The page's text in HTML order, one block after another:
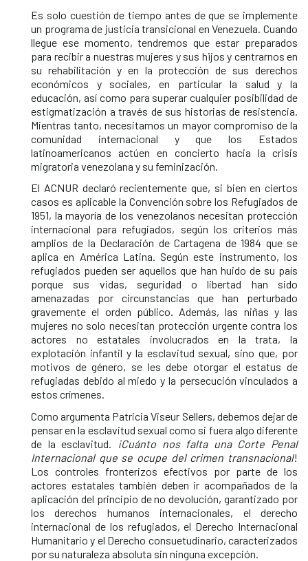
Es solo cuestión de tiempo antes de que se implemente
un programa de justicia transicional en Venezuela. Cuando
llegue ese momento, tendremos que estar preparados
para recibir a nuestras mujeres y sus hijos y centrarnos en
su rehabilitación y en la protección de sus derechos
económicos y sociales, en particular la salud y la
educación, así como para superar cualquier posibilidad de
estigmatización a través de sus historias de resistencia.
Mientras tanto, necesitamos un mayor compromiso de la
comunidad internacional y que los Estados
latinoamericanos actúen en concierto hacia la crisis
migratoria venezolana y su feminización.
El ACNUR declaró recientemente que, si bien en ciertos
casos es aplicable la Convención sobre los Refugiados de
1951, la mayoría de los venezolanos necesitan protección
internacional para refugiados, según los criterios más
amplios de la Declaración de Cartagena de 1984 que se
aplica en América Latina. Según este instrumento, los
refugiados pueden ser aquellos que han huido de su país
porque sus vidas, seguridad o libertad han sido
amenazadas por circunstancias que han perturbado
gravemente el orden público. Además, las niñas y las
mujeres no solo necesitan protección urgente contra los
actores no estatales involucrados en la trata, la
explotación infantil y la esclavitud sexual, sino que, por
motivos de género, se les debe otorgar el estatus de
refugiadas debido al miedo y la persecución vinculados a
estos crímenes.
Como argumenta Patricia Viseur Sellers, debemos dejar de
pensar en la esclavitud sexual como si fuera algo diferente
de la esclavitud.
¡Cuánto nos falta una Corte Penal
Internacional que se ocupe del crimen transnacional!
Los controles fronterizos efectivos por parte de los
actores estatales también deben ir acompañados de la
aplicación del principio de no devolución, garantizado por
los derechos humanos internacionales, el derecho
internacional de los refugiados, el Derecho Internacional
Humanitario y el Derecho consuetudinario, caracterizados
por su naturaleza absoluta sin ninguna excepción.